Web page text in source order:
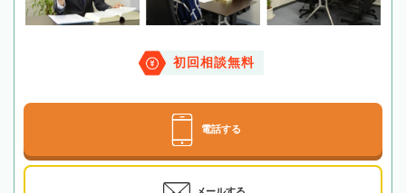
初回相談無料
電話する